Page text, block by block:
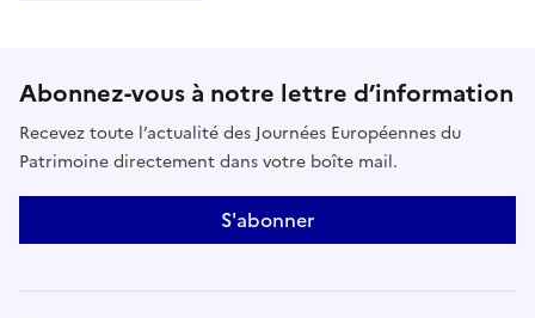
Abonnez-vous à notre lettre d’information
Recevez toute l’actualité des Journées Européennes du
Patrimoine directement dans votre boîte mail.
S'abonner